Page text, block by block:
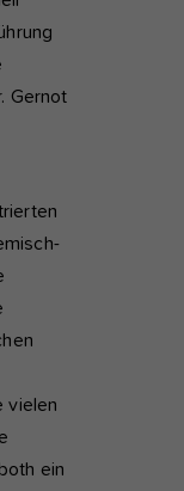
Gernot
vielen
ein